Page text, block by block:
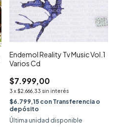
Endemol Reality Tv Music Vol.1
Varios Cd
$7.999,00
3 x $2.666,33 sin interés
$6.799,15 con Transferencia o
depósito
Última unidad disponible